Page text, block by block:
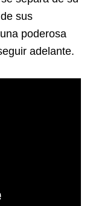
sus
poderosa
adelante.